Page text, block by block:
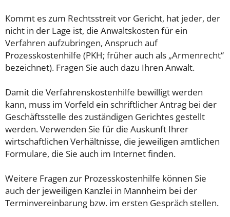
Kommt es zum Rechtsstreit vor Gericht, hat jeder, der
nicht in der Lage ist, die Anwaltskosten für ein
Verfahren aufzubringen, Anspruch auf
Prozesskostenhilfe (PKH; früher auch als „Armenrecht“
bezeichnet). Fragen Sie auch dazu Ihren Anwalt.
Damit die Verfahrenskostenhilfe bewilligt werden
kann, muss im Vorfeld ein schriftlicher Antrag bei der
Geschäftsstelle des zuständigen Gerichtes gestellt
werden. Verwenden Sie für die Auskunft Ihrer
wirtschaftlichen Verhältnisse, die jeweiligen amtlichen
Formulare, die Sie auch im Internet finden.
Weitere Fragen zur Prozesskostenhilfe können Sie
auch der jeweiligen Kanzlei in Mannheim bei der
Terminvereinbarung bzw. im ersten Gespräch stellen.